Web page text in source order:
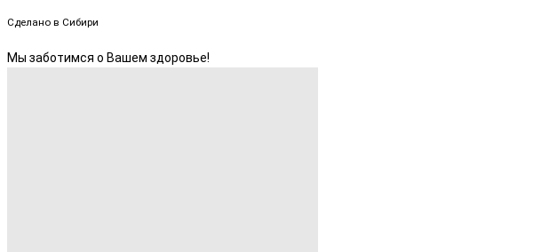
Сделано в Сибири
Мы заботимся о Вашем здоровье!